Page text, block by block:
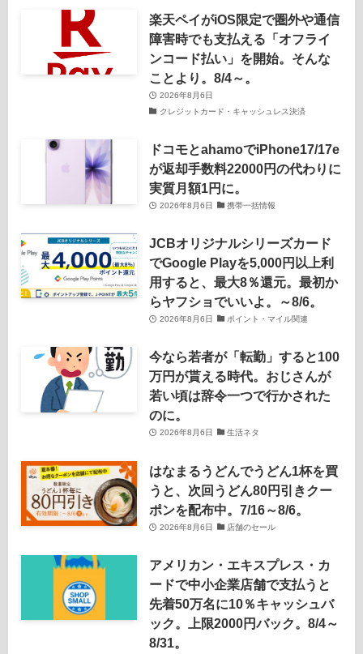
楽天ペイがiOS限定で圏外や通信
障害時でも支払える「オフライ
ンコード払い」を開始。そんな
ことより。8/4～。
2026年8月6日
クレジットカード・キャッシュレス決済
ドコモとahamoでiPhone17/17e
が返却手数料22000円の代わりに
実質月額1円に。
2026年8月6日 携帯一括情報
JCBオリジナルシリーズカード
でGoogle Playを5,000円以上利
用すると、最大8％還元。最初か
らヤフショでいいよ。～8/6。
2026年8月6日 ポイント・マイル関連
今なら若者が「転勤」すると100
万円が貰える時代。おじさんが
若い頃は辞令一つで行かされた
のに。
2026年8月6日 生活ネタ
はなまるうどんでうどん1杯を買
うと、次回うどん80円引きクー
ポンを配布中。7/16～8/6。
2026年8月6日 店舗のセール
アメリカン・エキスプレス・カ
ードで中小企業店舗で支払うと
先着50万名に10％キャッシュバ
ック。上限2000円バック。8/4～
8/31。